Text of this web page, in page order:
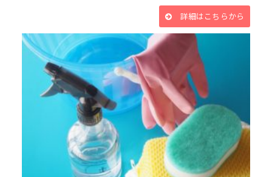
詳細はこちらから